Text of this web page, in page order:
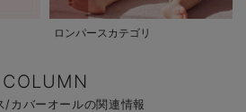
ロンパースカテゴリ
COLUMN
/カバーオールの関連情報